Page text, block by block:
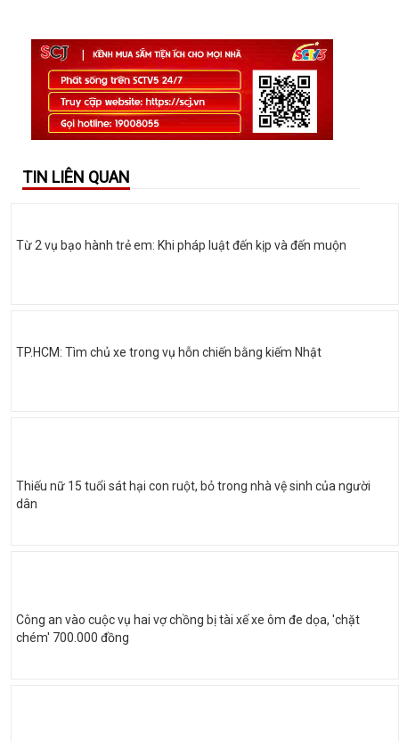
TIN LIÊN QUAN
Từ 2 vụ bạo hành trẻ em: Khi pháp luật đến kịp và đến muộn
TP.HCM: Tìm chủ xe trong vụ hỗn chiến bằng kiếm Nhật
Thiếu nữ 15 tuổi sát hại con ruột, bỏ trong nhà vệ sinh của người
dân
Công an vào cuộc vụ hai vợ chồng bị tài xế xe ôm đe dọa, 'chặt
chém' 700.000 đồng